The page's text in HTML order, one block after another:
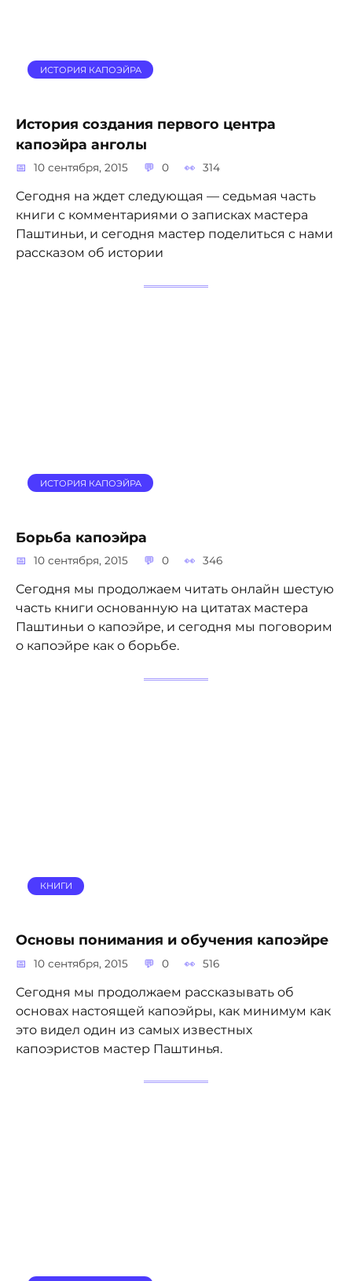
ИСТОРИЯ КАПОЭЙРА
История создания первого центра
капоэйра анголы
10 сентября, 2015 0 314
Сегодня на ждет следующая — седьмая часть
книги с комментариями о записках мастера
Паштиньи, и сегодня мастер поделиться с нами
рассказом об истории
ИСТОРИЯ КАПОЭЙРА
Борьба капоэйра
10 сентября, 2015 0 346
Сегодня мы продолжаем читать онлайн шестую
часть книги основанную на цитатах мастера
Паштиньи о капоэйре, и сегодня мы поговорим
о капоэйре как о борьбе.
КНИГИ
Основы понимания и обучения капоэйре
10 сентября, 2015 0 516
Сегодня мы продолжаем рассказывать об
основах настоящей капоэйры, как минимум как
это видел один из самых известных
капоэристов мастер Паштинья.